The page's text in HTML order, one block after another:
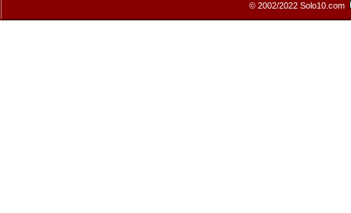
© 2002/2022 Solo10.com